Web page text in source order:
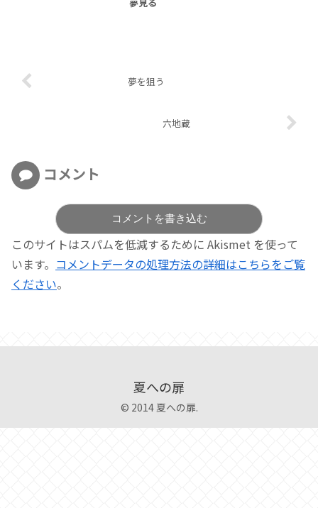
夢を狙う
六地蔵
コメント
コメントを書き込む
このサイトはスパムを低減するために Akismet を使って
います。 コメントデータの処理方法の詳細はこちらをご覧
ください。
夏への扉
© 2014 夏への扉.